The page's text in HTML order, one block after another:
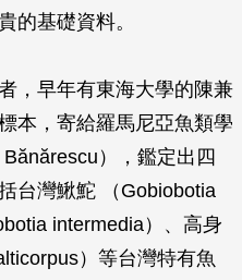
的基礎資料。
，早年有東海大學的陳兼
本，寄給羅馬尼亞魚類學
），鑑定出四
台灣鰍鮀 （ Gobiobotia
intermedia）、高身
）等台灣特有魚